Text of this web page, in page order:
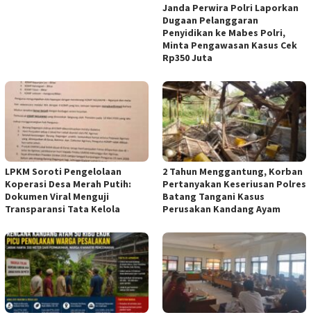
Janda Perwira Polri Laporkan
Dugaan Pelanggaran
Penyidikan ke Mabes Polri,
Minta Pengawasan Kasus Cek
Rp350 Juta
LPKM Soroti Pengelolaan
Koperasi Desa Merah Putih:
Dokumen Viral Menguji
Transparansi Tata Kelola
2 Tahun Menggantung, Korban
Pertanyakan Keseriusan Polres
Batang Tangani Kasus
Perusakan Kandang Ayam